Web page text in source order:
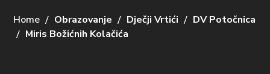
Home Obrazovanje Dječji Vrtići
DV Potočnica
Miris Božićnih Kolačića